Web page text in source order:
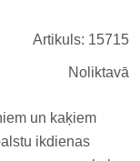
Artikuls: 15715
Noliktavā
un kaķiem
ikdienas